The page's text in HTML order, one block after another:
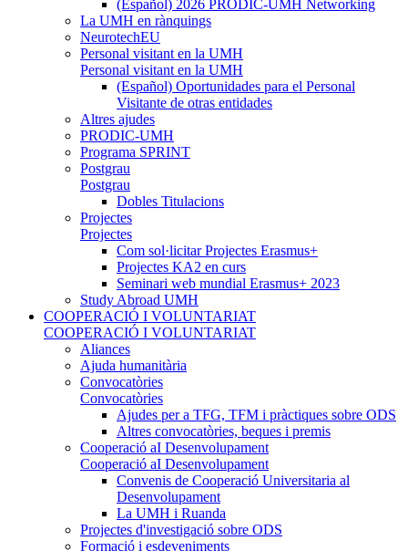
(Español) 2026 PRODIC-UMH Networking
La UMH en rànquings
NeurotechEU
Personal visitant en la UMH
Personal visitant en la UMH
(Español) Oportunidades para el Personal
Visitante de otras entidades
Altres ajudes
PRODIC-UMH
Programa SPRINT
Postgrau
Postgrau
Dobles Titulacions
Projectes
Projectes
Com sol·licitar Projectes Erasmus+
Projectes KA2 en curs
Seminari web mundial Erasmus+ 2023
Study Abroad UMH
COOPERACIÓ I VOLUNTARIAT
COOPERACIÓ I VOLUNTARIAT
Aliances
Ajuda humanitària
Convocatòries
Convocatòries
Ajudes per a TFG, TFM i pràctiques sobre ODS
Altres convocatòries, beques i premis
Cooperació aI Desenvolupament
Cooperació aI Desenvolupament
Convenis de Cooperació Universitaria al
Desenvolupament
La UMH i Ruanda
Projectes d'investigació sobre ODS
Formació i esdeveniments